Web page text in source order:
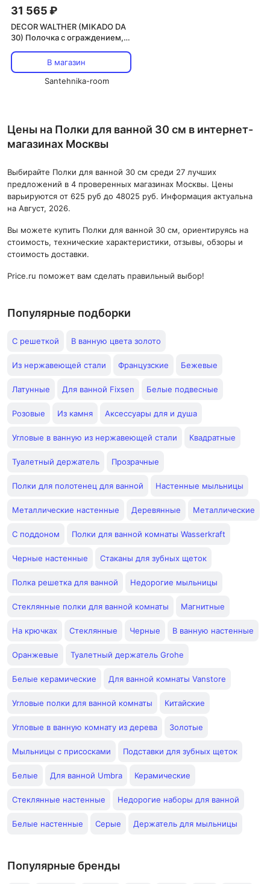
31 565 ₽
DECOR WALTHER (MIKADO DA
30) Полочка с ограждением,
В магазин
Santehnika-room
Цены на Полки для ванной 30 см в интернет-
магазинах Москвы
Выбирайте Полки для ванной 30 см среди 27 лучших
предложений в 4 проверенных магазинах Москвы. Цены
варьируются от 625 руб до 48025 руб. Информация актуальна
на Август, 2026.
Вы можете купить Полки для ванной 30 см, ориентируясь на
стоимость, технические характеристики, отзывы, обзоры и
стоимость доставки.
Price.ru поможет вам сделать правильный выбор!
Популярные подборки
С решеткой В ванную цвета золото
Из нержавеющей стали Французские Бежевые
Латунные Для ванной Fixsen Белые подвесные
Розовые Из камня Аксессуары для и душа
Угловые в ванную из нержавеющей стали Квадратные
Туалетный держатель Прозрачные
Полки для полотенец для ванной Настенные мыльницы
Металлические настенные Деревянные Металлические
С поддоном Полки для ванной комнаты Wasserkraft
Черные настенные Стаканы для зубных щеток
Полка решетка для ванной Недорогие мыльницы
Стеклянные полки для ванной комнаты Магнитные
На крючках Стеклянные Черные В ванную настенные
Оранжевые Туалетный держатель Grohe
Белые керамические Для ванной комнаты Vanstore
Угловые полки для ванной комнаты Китайские
Угловые в ванную комнату из дерева Золотые
Мыльницы с присосками Подставки для зубных щеток
Белые Для ванной Umbra Керамические
Стеклянные настенные Недорогие наборы для ванной
Белые настенные Серые Держатель для мыльницы
Популярные бренды